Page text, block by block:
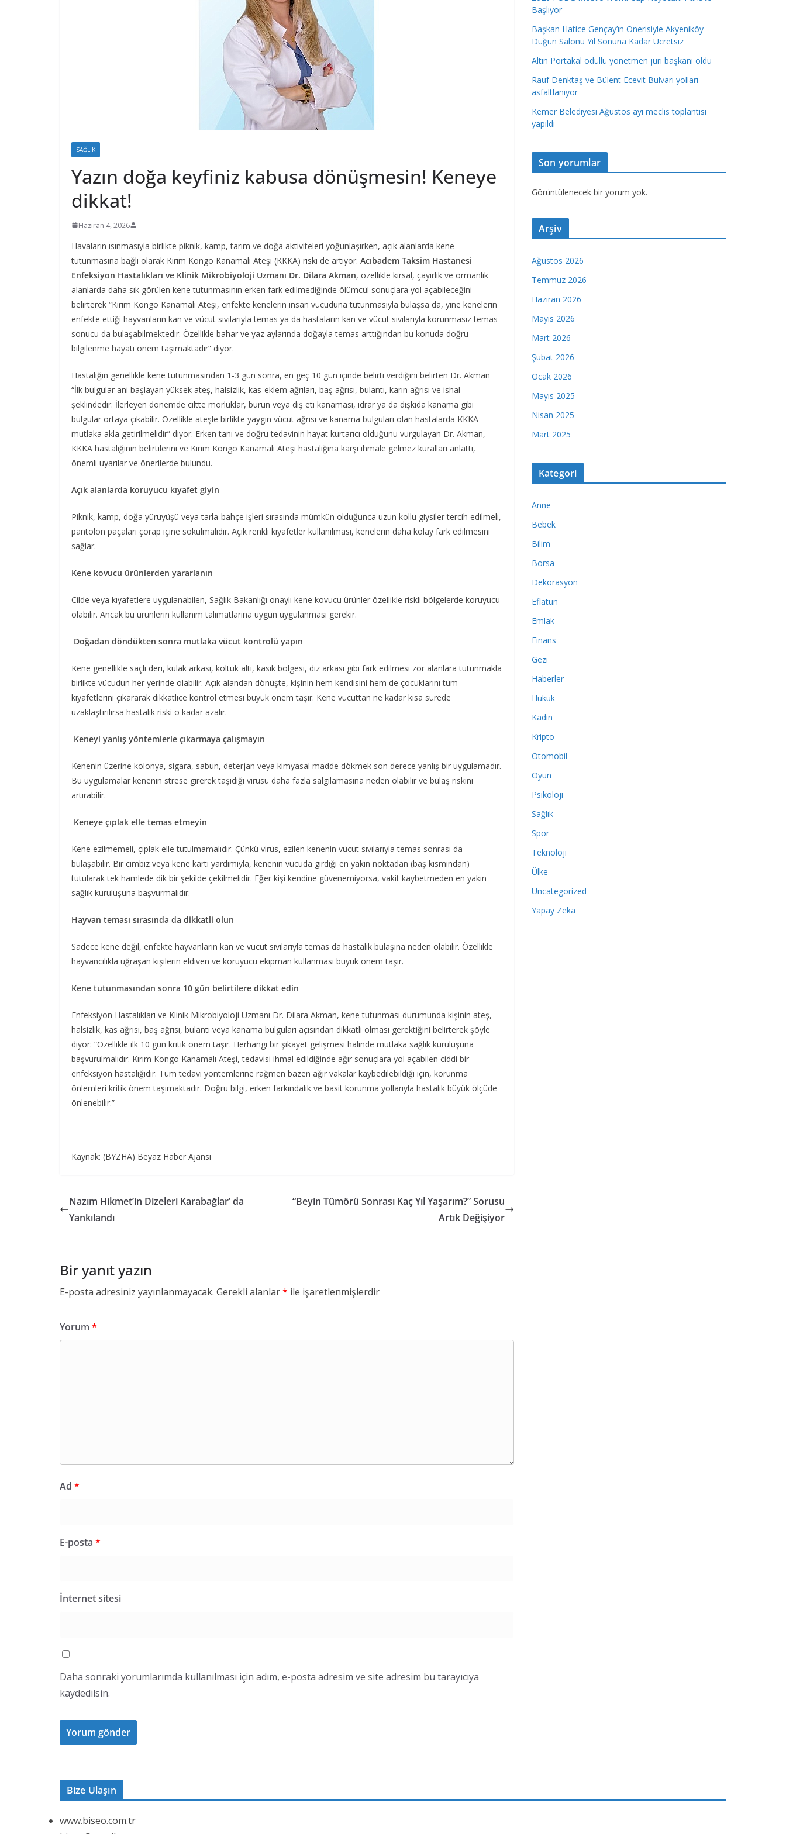
SAĞLIK
Yazın doğa keyfiniz kabusa dönüşmesin! Keneye
dikkat!
Haziran 4, 2026
Havaların ısınmasıyla birlikte piknik, kamp, tarım ve doğa aktiviteleri yoğunlaşırken, açık alanlarda kene
tutunmasına bağlı olarak Kırım Kongo Kanamalı Ateşi (KKKA) riski de artıyor. Acıbadem Taksim Hastanesi
Enfeksiyon Hastalıkları ve Klinik Mikrobiyoloji Uzmanı Dr. Dilara Akman, özellikle kırsal, çayırlık ve ormanlık
alanlarda daha sık görülen kene tutunmasının erken fark edilmediğinde ölümcül sonuçlara yol açabileceğini
belirterek “Kırım Kongo Kanamalı Ateşi, enfekte kenelerin insan vücuduna tutunmasıyla bulaşsa da, yine kenelerin
enfekte ettiği hayvanların kan ve vücut sıvılarıyla temas ya da hastaların kan ve vücut sıvılarıyla korunmasız temas
sonucu da bulaşabilmektedir. Özellikle bahar ve yaz aylarında doğayla temas arttığından bu konuda doğru
bilgilenme hayati önem taşımaktadır” diyor.
Hastalığın genellikle kene tutunmasından 1-3 gün sonra, en geç 10 gün içinde belirti verdiğini belirten Dr. Akman
“İlk bulgular ani başlayan yüksek ateş, halsizlik, kas-eklem ağrıları, baş ağrısı, bulantı, karın ağrısı ve ishal
şeklindedir. İlerleyen dönemde ciltte morluklar, burun veya diş eti kanaması, idrar ya da dışkıda kanama gibi
bulgular ortaya çıkabilir. Özellikle ateşle birlikte yaygın vücut ağrısı ve kanama bulguları olan hastalarda KKKA
mutlaka akla getirilmelidir” diyor. Erken tanı ve doğru tedavinin hayat kurtarıcı olduğunu vurgulayan Dr. Akman,
KKKA hastalığının belirtilerini ve Kırım Kongo Kanamalı Ateşi hastalığına karşı ihmale gelmez kuralları anlattı,
önemli uyarılar ve önerilerde bulundu.
Açık alanlarda koruyucu kıyafet giyin
Piknik, kamp, doğa yürüyüşü veya tarla-bahçe işleri sırasında mümkün olduğunca uzun kollu giysiler tercih edilmeli,
pantolon paçaları çorap içine sokulmalıdır. Açık renkli kıyafetler kullanılması, kenelerin daha kolay fark edilmesini
sağlar.
Kene kovucu ürünlerden yararlanın
Cilde veya kıyafetlere uygulanabilen, Sağlık Bakanlığı onaylı kene kovucu ürünler özellikle riskli bölgelerde koruyucu
olabilir. Ancak bu ürünlerin kullanım talimatlarına uygun uygulanması gerekir.
Doğadan döndükten sonra mutlaka vücut kontrolü yapın
Kene genellikle saçlı deri, kulak arkası, koltuk altı, kasık bölgesi, diz arkası gibi fark edilmesi zor alanlara tutunmakla
birlikte vücudun her yerinde olabilir. Açık alandan dönüşte, kişinin hem kendisini hem de çocuklarını tüm
kıyafetlerini çıkararak dikkatlice kontrol etmesi büyük önem taşır. Kene vücuttan ne kadar kısa sürede
uzaklaştırılırsa hastalık riski o kadar azalır.
Keneyi yanlış yöntemlerle çıkarmaya çalışmayın
Kenenin üzerine kolonya, sigara, sabun, deterjan veya kimyasal madde dökmek son derece yanlış bir uygulamadır.
Bu uygulamalar kenenin strese girerek taşıdığı virüsü daha fazla salgılamasına neden olabilir ve bulaş riskini
artırabilir.
Keneye çıplak elle temas etmeyin
Kene ezilmemeli, çıplak elle tutulmamalıdır. Çünkü virüs, ezilen kenenin vücut sıvılarıyla temas sonrası da
bulaşabilir. Bir cımbız veya kene kartı yardımıyla, kenenin vücuda girdiği en yakın noktadan (baş kısmından)
tutularak tek hamlede dik bir şekilde çekilmelidir. Eğer kişi kendine güvenemiyorsa, vakit kaybetmeden en yakın
sağlık kuruluşuna başvurmalıdır.
Hayvan teması sırasında da dikkatli olun
Sadece kene değil, enfekte hayvanların kan ve vücut sıvılarıyla temas da hastalık bulaşına neden olabilir. Özellikle
hayvancılıkla uğraşan kişilerin eldiven ve koruyucu ekipman kullanması büyük önem taşır.
Kene tutunmasından sonra 10 gün belirtilere dikkat edin
Enfeksiyon Hastalıkları ve Klinik Mikrobiyoloji Uzmanı Dr. Dilara Akman, kene tutunması durumunda kişinin ateş,
halsizlik, kas ağrısı, baş ağrısı, bulantı veya kanama bulguları açısından dikkatli olması gerektiğini belirterek şöyle
diyor: “Özellikle ilk 10 gün kritik önem taşır. Herhangi bir şikayet gelişmesi halinde mutlaka sağlık kuruluşuna
başvurulmalıdır. Kırım Kongo Kanamalı Ateşi, tedavisi ihmal edildiğinde ağır sonuçlara yol açabilen ciddi bir
enfeksiyon hastalığıdır. Tüm tedavi yöntemlerine rağmen bazen ağır vakalar kaybedilebildiği için, korunma
önlemleri kritik önem taşımaktadır. Doğru bilgi, erken farkındalık ve basit korunma yollarıyla hastalık büyük ölçüde
önlenebilir.”
Kaynak: (BYZHA) Beyaz Haber Ajansı
Nazım Hikmet’in Dizeleri Karabağlar’ da
Yankılandı
“Beyin Tümörü Sonrası Kaç Yıl Yaşarım?” Sorusu
Artık Değişiyor
Bir yanıt yazın
E-posta adresiniz yayınlanmayacak. Gerekli alanlar* ile işaretlenmişlerdir
Yorum *
Ad *
E-posta *
İnternet sitesi
Daha sonraki yorumlarımda kullanılması için adım, e-posta adresim ve site adresim bu tarayıcıya
kaydedilsin.
Başlıyor
Başkan Hatice Gençay’ın Önerisiyle Akyeniköy
Düğün Salonu Yıl Sonuna Kadar Ücretsiz
Altın Portakal ödüllü yönetmen jüri başkanı oldu
Rauf Denktaş ve Bülent Ecevit Bulvarı yolları
asfaltlanıyor
Kemer Belediyesi Ağustos ayı meclis toplantısı
yapıldı
Son yorumlar
Görüntülenecek bir yorum yok.
Arşiv
Ağustos 2026
Temmuz 2026
Haziran 2026
Mayıs 2026
Mart 2026
Şubat 2026
Ocak 2026
Mayıs 2025
Nisan 2025
Mart 2025
Kategori
Anne
Bebek
Bilim
Borsa
Dekorasyon
Eflatun
Emlak
Finans
Gezi
Haberler
Hukuk
Kadın
Kripto
Otomobil
Oyun
Psikoloji
Sağlık
Spor
Teknoloji
Ülke
Uncategorized
Yapay Zeka
Bize Ulaşın
www.biseo.com.tr